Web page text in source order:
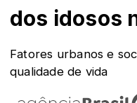
dos idosos
Fatores urbanos e
qualidade de vida